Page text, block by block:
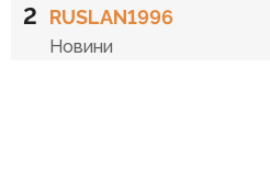
2 RUSLAN1996
Новини